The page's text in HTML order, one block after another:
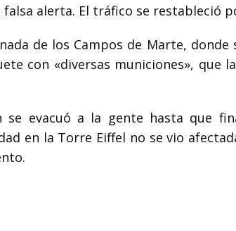
alerta. El tráfico se restableció
de los Campos de Marte,
con «diversas municiones», que
se evacuó a la gente hasta que
en la Torre Eiffel no se vio